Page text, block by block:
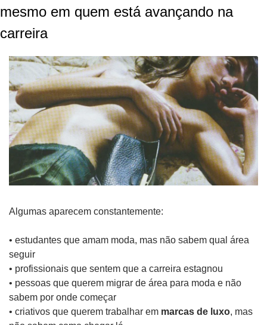
mesmo em quem está avançando na
carreira
Algumas aparecem constantemente:
• estudantes que amam moda, mas não sabem qual área
seguir
• profissionais que sentem que a carreira estagnou
• pessoas que querem migrar de área para moda e não
sabem por onde começar
• criativos que querem trabalhar em marcas de luxo, mas